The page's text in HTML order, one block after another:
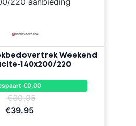
Weekend
140x200/220
€0,00
€39.95
€39.95